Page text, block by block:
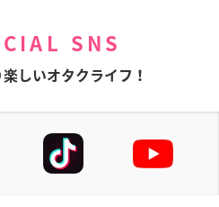
SNS
しいオタクライフ！